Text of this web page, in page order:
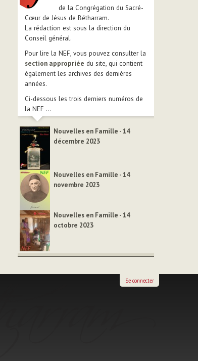
de la Congrégation du Sacré-
Cœur de Jésus de Bétharram.
La rédaction est sous la direction du
Conseil général.
Pour lire la NEF, vous pouvez consulter la
section appropriée du site, qui contient
également les archives des dernières
années.
Ci-dessous les trois derniers numéros de
la NEF ...
Nouvelles en Famille - 14
décembre 2023
Nouvelles en Famille - 14
novembre 2023
Nouvelles en Famille - 14
octobre 2023
Se connecter